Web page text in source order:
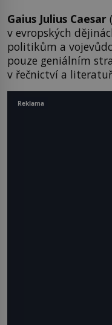
Gaius Julius Caesar
v evropských
politikům a
pouze geniálním
v řečnictví a
Reklama